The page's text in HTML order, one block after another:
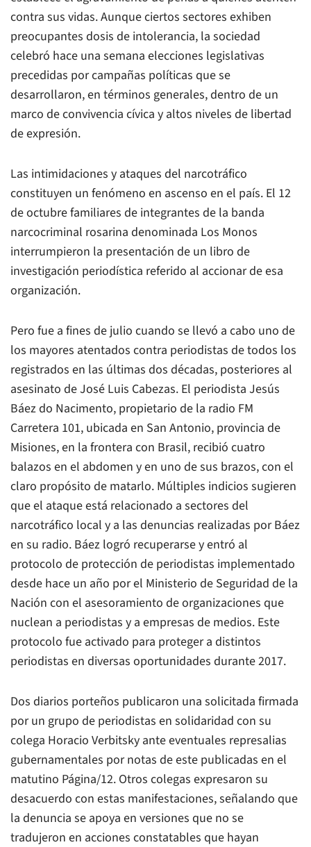
contra sus vidas. Aunque ciertos sectores exhiben
preocupantes dosis de intolerancia, la sociedad
celebró hace una semana elecciones legislativas
precedidas por campañas políticas que se
desarrollaron, en términos generales, dentro de un
marco de convivencia cívica y altos niveles de libertad
de expresión.
Las intimidaciones y ataques del narcotráfico
constituyen un fenómeno en ascenso en el país. El 12
de octubre familiares de integrantes de la banda
narcocriminal rosarina denominada Los Monos
interrumpieron la presentación de un libro de
investigación periodística referido al accionar de esa
organización.
Pero fue a fines de julio cuando se llevó a cabo uno de
los mayores atentados contra periodistas de todos los
registrados en las últimas dos décadas, posteriores al
asesinato de José Luis Cabezas. El periodista Jesús
Báez do Nacimento, propietario de la radio FM
Carretera 101, ubicada en San Antonio, provincia de
Misiones, en la frontera con Brasil, recibió cuatro
balazos en el abdomen y en uno de sus brazos, con el
claro propósito de matarlo. Múltiples indicios sugieren
que el ataque está relacionado a sectores del
narcotráfico local y a las denuncias realizadas por Báez
en su radio. Báez logró recuperarse y entró al
protocolo de protección de periodistas implementado
desde hace un año por el Ministerio de Seguridad de la
Nación con el asesoramiento de organizaciones que
nuclean a periodistas y a empresas de medios. Este
protocolo fue activado para proteger a distintos
periodistas en diversas oportunidades durante 2017.
Dos diarios porteños publicaron una solicitada firmada
por un grupo de periodistas en solidaridad con su
colega Horacio Verbitsky ante eventuales represalias
gubernamentales por notas de este publicadas en el
matutino Página/12. Otros colegas expresaron su
desacuerdo con estas manifestaciones, señalando que
la denuncia se apoya en versiones que no se
tradujeron en acciones constatables que hayan